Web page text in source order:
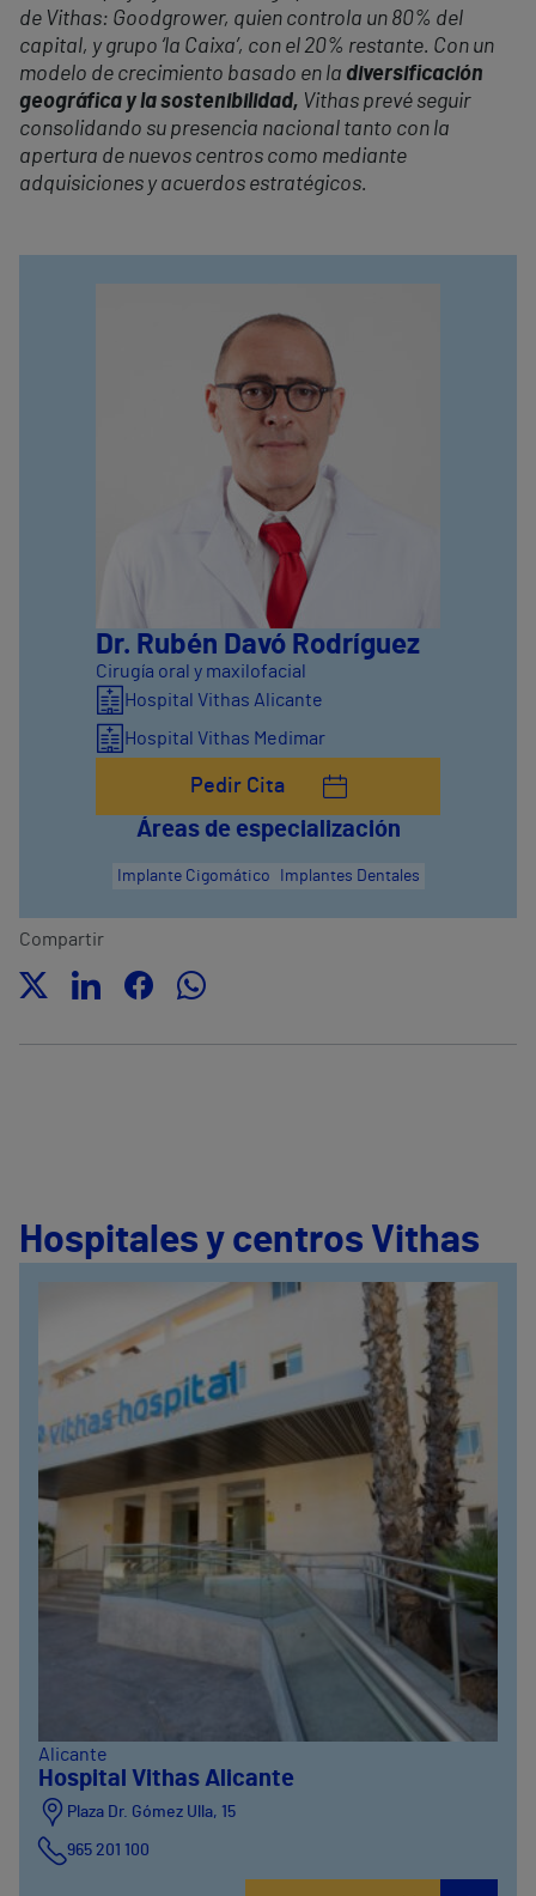
de Vithas: Goodgrower, quien controla un 80% del
capital, y grupo ‘la Caixa’, con el 20% restante. Con un
modelo de crecimiento basado en la diversificación
geográfica y la sostenibilidad, Vithas prevé seguir
consolidando su presencia nacional tanto con la
apertura de nuevos centros como mediante
adquisiciones y acuerdos estratégicos.
Dr. Rubén Davó Rodríguez
Cirugía oral y maxilofacial
Hospital Vithas Alicante
Hospital Vithas Medimar
Pedir Cita
Áreas de especialización
Implante Cigomático Implantes Dentales
Compartir
Hospitales y centros Vithas
Alicante
Hospital Vithas Alicante
Plaza Dr. Gómez Ulla, 15
965 201 100